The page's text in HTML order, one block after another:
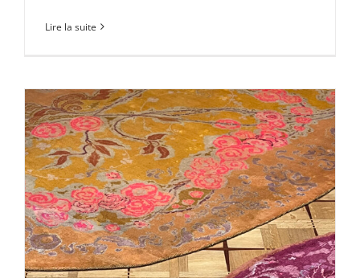
Lire la suite